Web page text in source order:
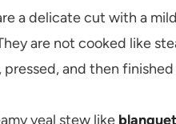
a delicate cut with a
are not cooked like
and then
veal stew like